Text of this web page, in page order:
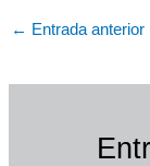
← Entrada anterior